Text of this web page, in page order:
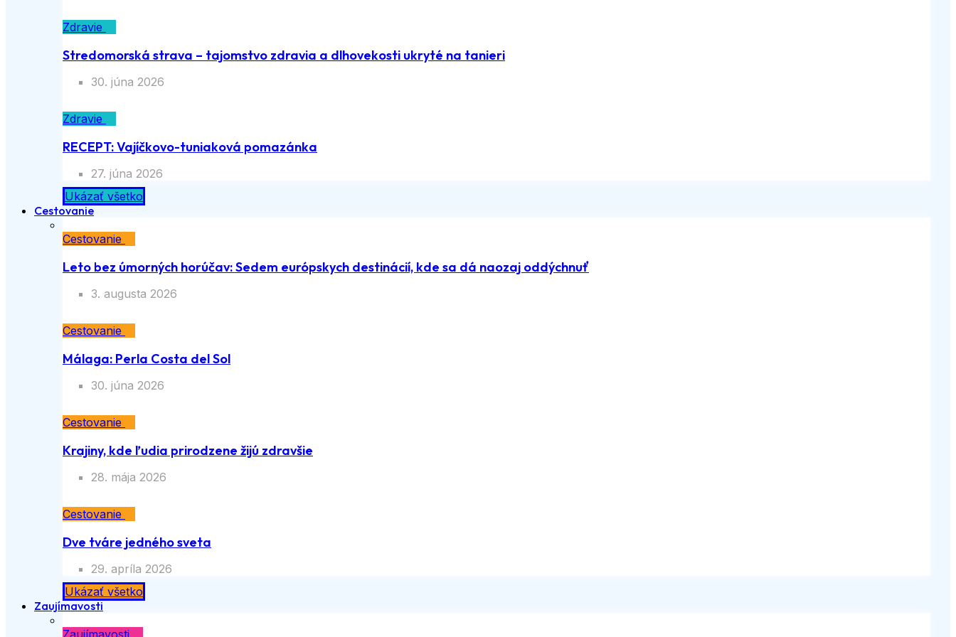
Zdravie
Stredomorská strava – tajomstvo zdravia a dlhovekosti ukryté na tanieri
30. júna 2026
Zdravie
RECEPT: Vajíčkovo-tuniaková pomazánka
27. júna 2026
Ukázať všetko
Cestovanie
Cestovanie
Leto bez úmorných horúčav: Sedem európskych destinácií, kde sa dá naozaj oddýchnuť
3. augusta 2026
Cestovanie
Málaga: Perla Costa del Sol
30. júna 2026
Cestovanie
Krajiny, kde ľudia prirodzene žijú zdravšie
28. mája 2026
Cestovanie
Dve tváre jedného sveta
29. apríla 2026
Ukázať všetko
Zaujímavosti
Zaujímavosti